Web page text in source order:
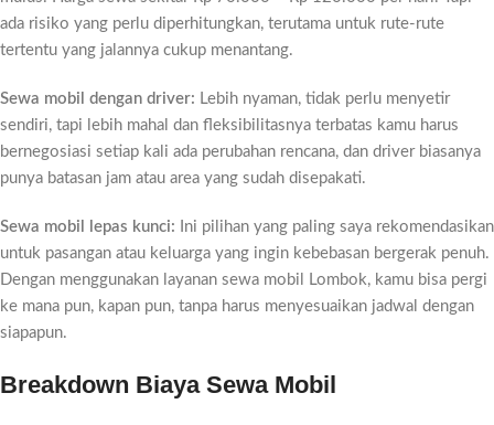
ada risiko yang perlu diperhitungkan, terutama untuk rute-rute
tertentu yang jalannya cukup menantang.
Sewa mobil dengan driver: Lebih nyaman, tidak perlu menyetir
sendiri, tapi lebih mahal dan fleksibilitasnya terbatas kamu harus
bernegosiasi setiap kali ada perubahan rencana, dan driver biasanya
punya batasan jam atau area yang sudah disepakati.
Sewa mobil lepas kunci: Ini pilihan yang paling saya rekomendasikan
untuk pasangan atau keluarga yang ingin kebebasan bergerak penuh.
Dengan menggunakan layanan sewa mobil Lombok, kamu bisa pergi
ke mana pun, kapan pun, tanpa harus menyesuaikan jadwal dengan
siapapun.
Breakdown Biaya Sewa Mobil